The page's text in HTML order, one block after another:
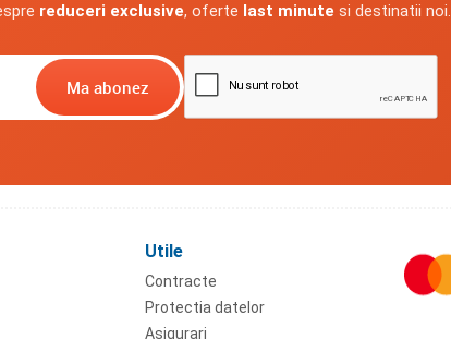
reduceri exclusive, oferte last minute si destinatii noi.
Utile
Contracte
Protectia datelor
Asigurari